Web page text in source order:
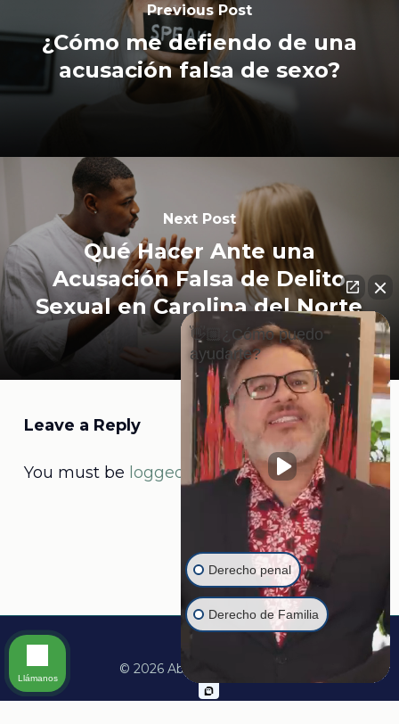
Previous Post
¿Cómo me defiendo de una
acusación falsa de sexo?
Next Post
Qué Hacer Ante una
Acusación Falsa de Delito
Sexual en Carolina del Norte
Leave a Reply
You must be logged into post a comment.
© 2026 Abogado Martine.
👋🏼¿Cómo puedo
ayudarte?
Derecho penal
Derecho de Familia
Llámanos